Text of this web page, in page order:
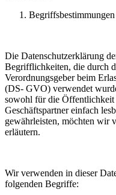
Begriffsbestimmungen
Die Datenschutzerklärung
Begrifflichkeiten, die durch
Verordnungsgeber beim
(DS- GVO) verwendet
sowohl für die Öffentlichkeit
Geschäftspartner einfach
gewährleisten, möchten wir
erläutern.
Wir verwenden in dieser
folgenden Begriffe: